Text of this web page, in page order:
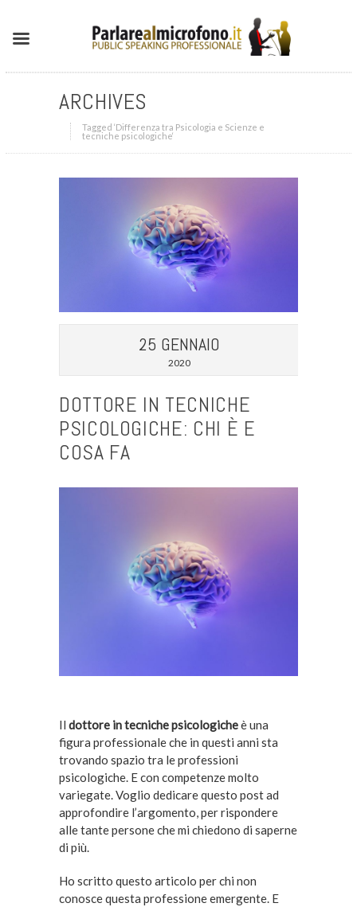
ARCHIVES
Tagged ‘Differenza tra Psicologia e Scienze e
tecniche psicologiche‘
25 GENNAIO
2020
DOTTORE IN TECNICHE
PSICOLOGICHE: CHI È E
COSA FA
Il dottore in tecniche psicologicheè una
figura professionale che in questi anni sta
trovando spazio tra le professioni
psicologiche. E con competenze molto
variegate. Voglio dedicare questo post ad
approfondire l’argomento, per rispondere
alle tante persone che mi chiedono di saperne
di più.
Ho scritto questo articolo per chi non
conosce questa professione emergente. E